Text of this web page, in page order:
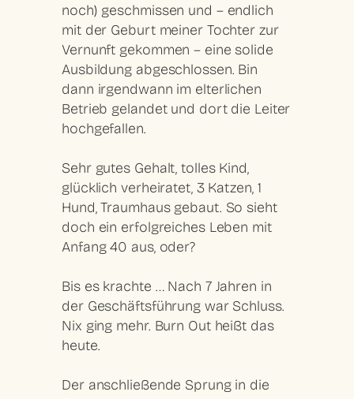
noch) geschmissen und – endlich
mit der Geburt meiner Tochter zur
Vernunft gekommen – eine solide
Ausbildung abgeschlossen. Bin
dann irgendwann im elterlichen
Betrieb gelandet und dort die Leiter
hochgefallen.
Sehr gutes Gehalt, tolles Kind,
glücklich verheiratet, 3 Katzen, 1
Hund, Traumhaus gebaut. So sieht
doch ein erfolgreiches Leben mit
Anfang 40 aus, oder?
Bis es krachte … Nach 7 Jahren in
der Geschäftsführung war Schluss.
Nix ging mehr. Burn Out heißt das
heute.
Der anschließende Sprung in die